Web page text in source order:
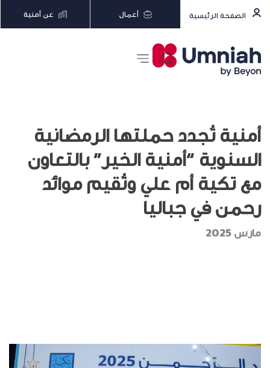
الصفحة الرئيسية أعمال عن أمنية
أمنية تُجدد حملتها الرمضانية
السنوية “أمنية الخير” بالتعاون
مع تكية أم علي وتُقيم موائد
رحمن في جباليا
مارس 2025